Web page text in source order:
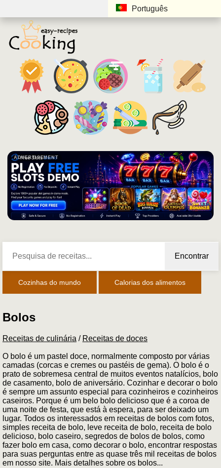
Português
ADVERTISEMENT
Encontrar
Cozinhas do mundo Calorias dos alimentos
Bolos
Receitas de culinária / Receitas de doces
O bolo é um pastel doce, normalmente composto por várias
camadas (corcas e cremes ou pastéis de gema). O bolo é o
prato de sobremesa central de muitos eventos natalícios, bolo
de casamento, bolo de aniversário. Cozinhar e decorar o bolo
é sempre um assunto especial para cozinheiros e cozinheiros
caseiros. Porque é um belo bolo delicioso que é a coroa de
uma noite de festa, que está à espera, para ser deixado um
lugar. Todos os interessados em receitas de bolos com fotos,
simples receita de bolo, leve receita de bolo, receita de bolo
delicioso, bolo caseiro, segredos de bolos de bolos, como
fazer bolo em casa, como decorar o bolo, encontrar respostas
para suas perguntas entre as quase três mil receitas de bolos
em nosso site. Mais detalhes sobre os bolos...